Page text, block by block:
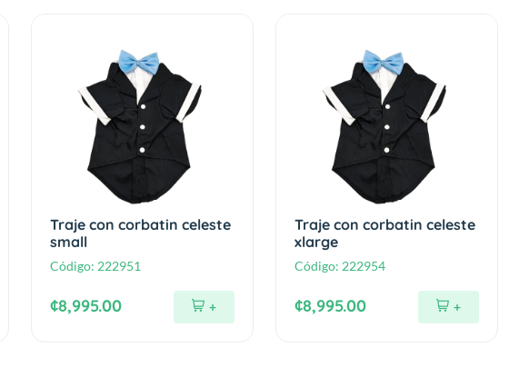
Traje con corbatin celeste
small
Código: 222951
¢8,995.00 +
Traje con corbatin celeste
xlarge
Código: 222954
¢8,995.00 +